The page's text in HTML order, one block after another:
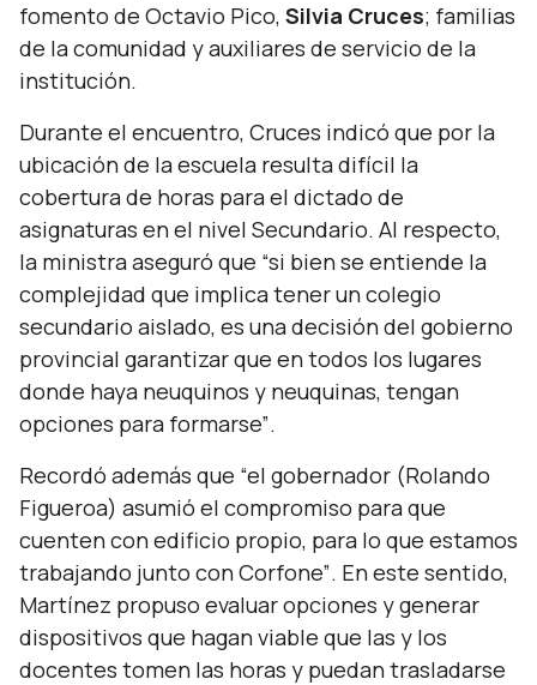
fomento de Octavio Pico, Silvia Cruces; familias
de la comunidad y auxiliares de servicio de la
institución.
Durante el encuentro, Cruces indicó que por la
ubicación de la escuela resulta difícil la
cobertura de horas para el dictado de
asignaturas en el nivel Secundario. Al respecto,
la ministra aseguró que “si bien se entiende la
complejidad que implica tener un colegio
secundario aislado, es una decisión del gobierno
provincial garantizar que en todos los lugares
donde haya neuquinos y neuquinas, tengan
opciones para formarse”.
Recordó además que “el gobernador (Rolando
Figueroa) asumió el compromiso para que
cuenten con edificio propio, para lo que estamos
trabajando junto con Corfone”. En este sentido,
Martínez propuso evaluar opciones y generar
dispositivos que hagan viable que las y los
docentes tomen las horas y puedan trasladarse